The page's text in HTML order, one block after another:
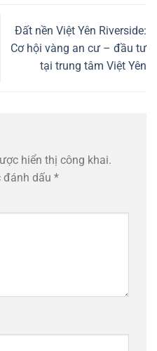
Đất nền Việt Yên Riverside:
Cơ hội vàng an cư – đầu tư
tại trung tâm Việt Yên
hiển thị công khai.
đánh dấu *